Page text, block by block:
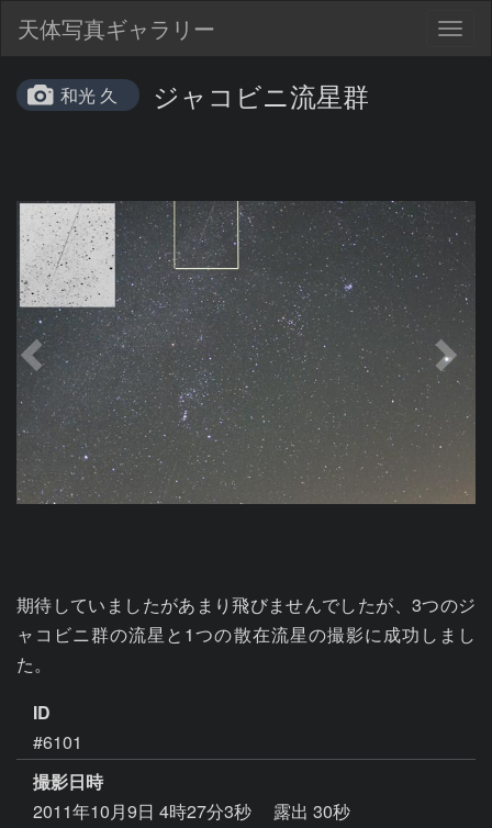
天体写真ギャラリー
和光 久 ジャコビニ流星群
期待していましたがあまり飛びませんでしたが、3つのジ
ャコビニ群の流星と1つの散在流星の撮影に成功しまし
た。
ID
#6101
撮影日時
2011年10月9日 4時27分3秒
露出 30秒